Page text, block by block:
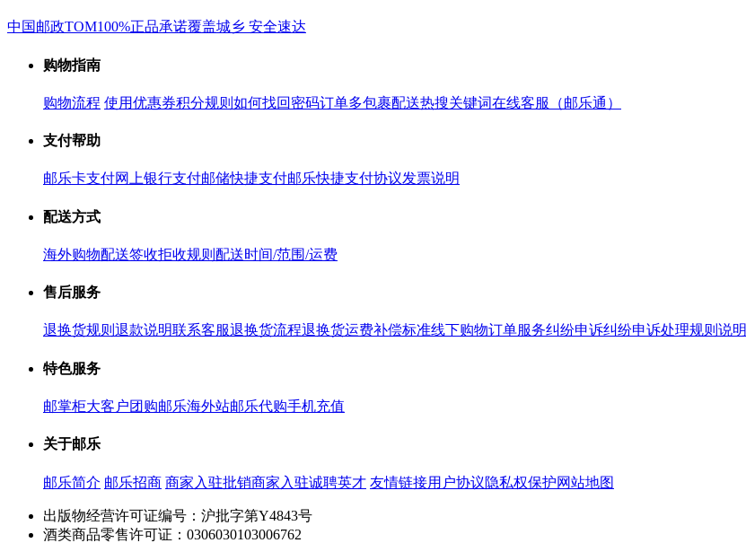
中国邮政TOM100%正品承诺覆盖城乡 安全速达
购物指南
购物流程 使用优惠券积分规则 如何找回密码订单多包裹配送热搜关键词在线客服（邮乐通）
支付帮助
邮乐卡支付网上银行支付邮储快捷支付邮乐快捷支付协议发票说明
配送方式
海外购物配送签收拒收规则 配送时间/范围/运费
售后服务
退换货规则 退款说明联系客服退换货流程退换货运费补偿标准线下购物订单服务纠纷申诉纠纷申诉处理规则说明
特色服务
邮掌柜大客户团购邮乐海外站邮乐代购手机充值
关于邮乐
邮乐简介 邮乐招商 商家入驻批销商家入驻诚聘英才 友情链接用户协议隐私权保护网站地图
出版物经营许可证编号：沪批字第Y4843号
酒类商品零售许可证：0306030103006762